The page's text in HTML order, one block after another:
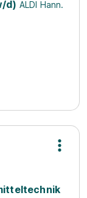
d) ALDI Hann.